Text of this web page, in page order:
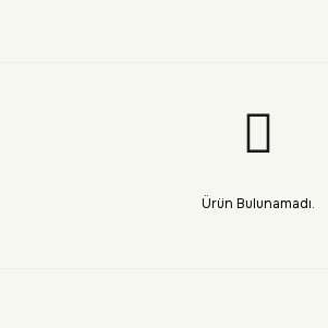
Ürün Bulunamadı.